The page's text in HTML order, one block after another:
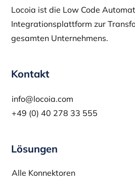
Locoia ist die Low Code
Integrationsplattform zur
gesamten Unternehmens.
Kontakt
info@locoia.com
+49 (0) 40 278 33 555
Lösungen
Alle Konnektoren